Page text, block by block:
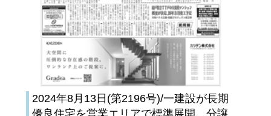
2024年8月13日(第2196号)/一建設が長期
優良住宅を営業エリアで標準展開、分譲